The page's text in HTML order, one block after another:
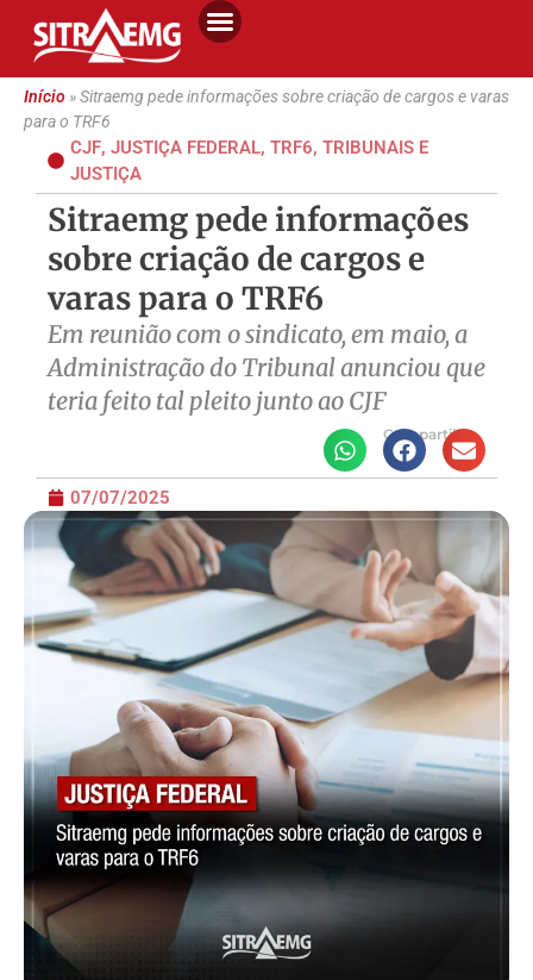
Início»Sitraemg pede informações sobre criação de cargos e varas
para o TRF6
CJF, JUSTIÇA FEDERAL, TRF6, TRIBUNAIS E
JUSTIÇA
Sitraemg pede informações
sobre criação de cargos e
varas para o TRF6
Em reunião com o sindicato, em maio, a
Administração do Tribunal anunciou que
teria feito tal pleito junto ao CJF
Compartilhe
07/07/2025